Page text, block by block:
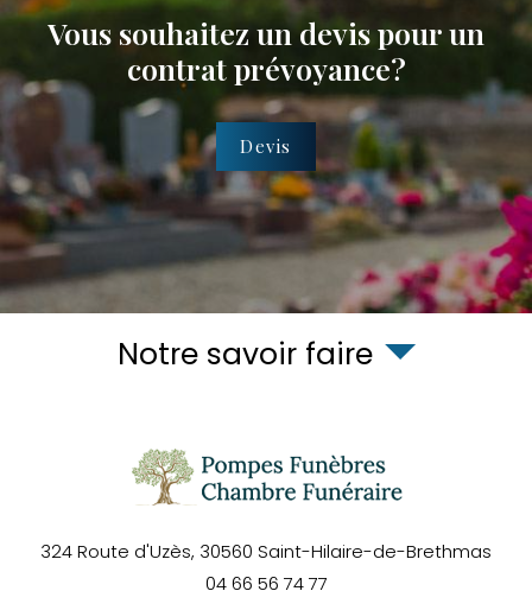
Vous souhaitez un devis pour un
contrat prévoyance?
Devis
Notre savoir faire
324 Route d'Uzès, 30560 Saint-Hilaire-de-Brethmas
04 66 56 74 77